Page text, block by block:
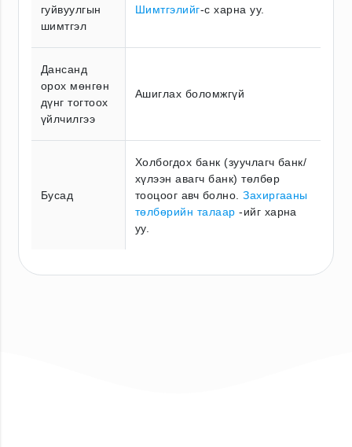
гуйвуулгын
шимтгэл
Шимтгэлийг-с харна уу.
Дансанд
орох мөнгөн
дүнг тогтоох
үйлчилгээ
Ашиглах боломжгүй
Бусад
Холбогдох банк (зуучлагч банк/
хүлээн авагч банк) төлбөр
тооцоог авч болно.Захиргааны
төлбөрийн талаар -ийг харна
уу.